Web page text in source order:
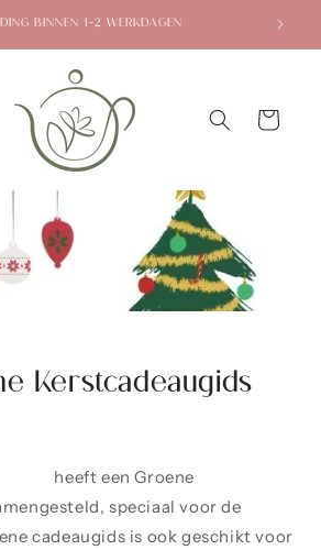
VOOR THEEBLOEMEN!
Winkelwagen
Kerstcadeaugids
heeft een Groene
speciaal voor de
cadeaugids is ook geschikt voor